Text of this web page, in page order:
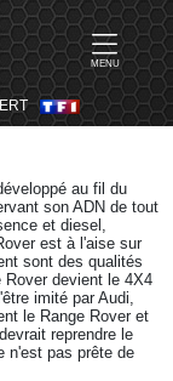
MENU
au fil du
son ADN de tout
et diesel,
est à l'aise sur
sont des qualités
devient le 4X4
imité par Audi,
le Range Rover et
reprendre le
n'est pas prête de